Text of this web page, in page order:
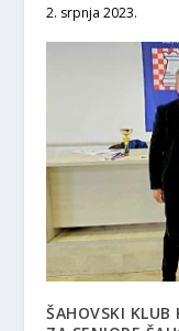
2. srpnja 2023.
ŠAHOVSKI KLUB